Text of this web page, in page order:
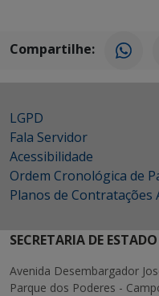
Compartilhe:
LGPD
Fala Servidor
Acessibilidade
Ordem Cronológica de
Planos de Contratações
SECRETARIA DE
Avenida Desembargador
Parque dos Poderes -